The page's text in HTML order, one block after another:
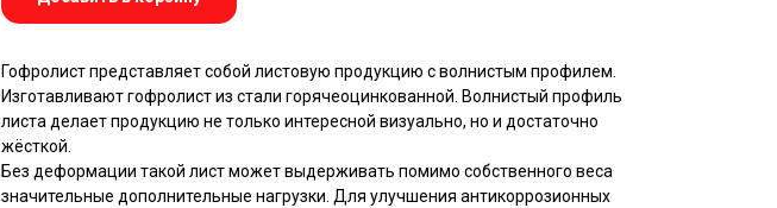
Гофролист представляет собой листовую продукцию с волнистым профилем.
Изготавливают гофролист из стали горячеоцинкованной. Волнистый профиль
листа делает продукцию не только интересной визуально, но и достаточно
жёсткой.
Без деформации такой лист может выдерживать помимо собственного веса
значительные дополнительные нагрузки. Для улучшения антикоррозионных